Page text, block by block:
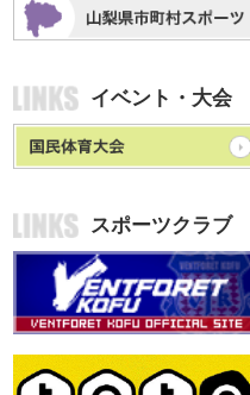
イベント・大会
スポーツクラブ